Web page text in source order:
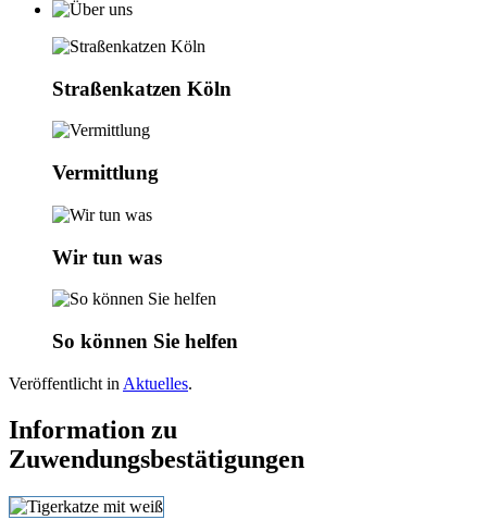
Straßenkatzen Köln
Vermittlung
Wir tun was
So können Sie helfen
Veröffentlicht in Aktuelles.
Information zu
Zuwendungsbestätigungen